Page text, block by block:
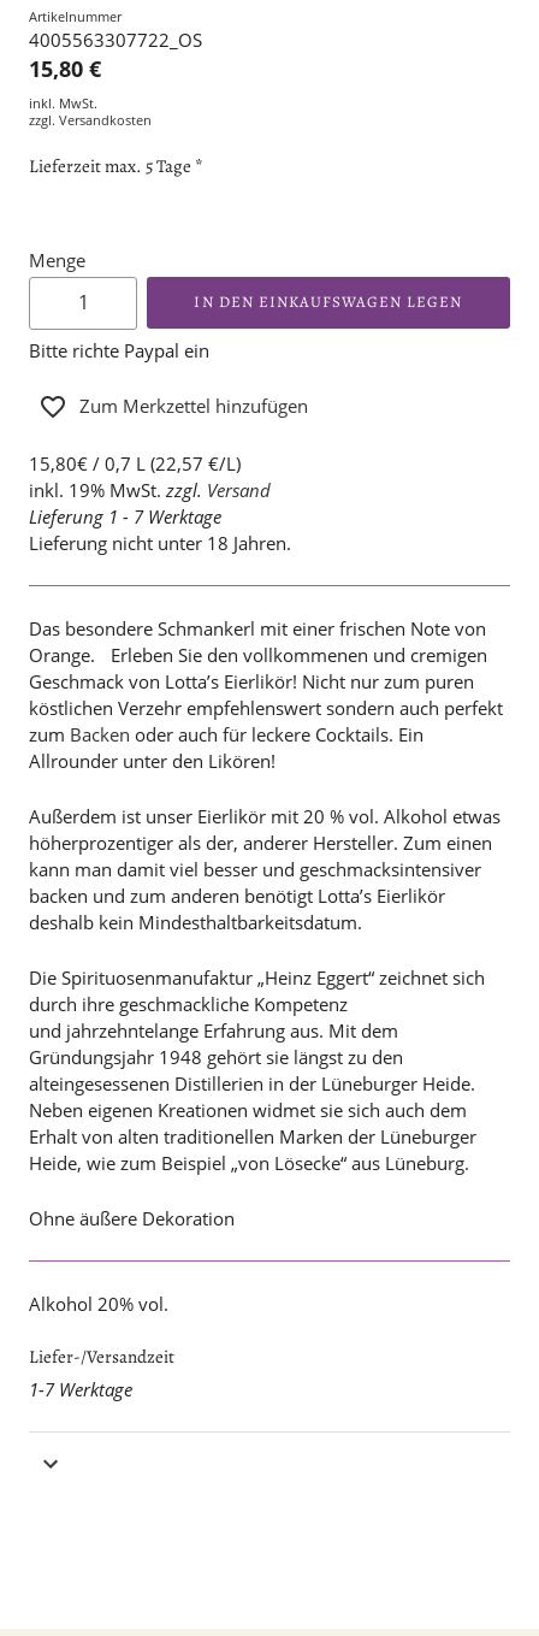
Artikelnummer
4005563307722_OS
15,80 €
inkl. MwSt.
zzgl. Versandkosten
Lieferzeit max. 5 Tage *
Menge
IN DEN EINKAUFSWAGEN LEGEN
Bitte richte Paypal ein
Zum Merkzettel hinzufügen
15,80€ / 0,7 L (22,57 €/L)
inkl. 19% MwSt. zzgl. Versand
Lieferung 1 - 7 Werktage
Lieferung nicht unter 18 Jahren.
Das besondere Schmankerl mit einer frischen Note von
Orange. Erleben Sie den vollkommenen und cremigen
Geschmack von Lotta’s Eierlikör! Nicht nur zum puren
köstlichen Verzehr empfehlenswert sondern auch perfekt
zum Backen oder auch für leckere Cocktails. Ein
Allrounder unter den Likören!
Außerdem ist unser Eierlikör mit 20 % vol. Alkohol etwas
höherprozentiger als der, anderer Hersteller. Zum einen
kann man damit viel besser und geschmacksintensiver
backen und zum anderen benötigt Lotta’s Eierlikör
deshalb kein Mindesthaltbarkeitsdatum.
Die Spirituosenmanufaktur „Heinz Eggert“ zeichnet sich
durch ihre geschmackliche Kompetenz
und jahrzehntelange Erfahrung aus. Mit dem
Gründungsjahr 1948 gehört sie längst zu den
alteingesessenen Distillerien in der Lüneburger Heide.
Neben eigenen Kreationen widmet sie sich auch dem
Erhalt von alten traditionellen Marken der Lüneburger
Heide, wie zum Beispiel „von Lösecke“ aus Lüneburg.
Ohne äußere Dekoration
Alkohol 20% vol.
Liefer-/Versandzeit
1-7 Werktage